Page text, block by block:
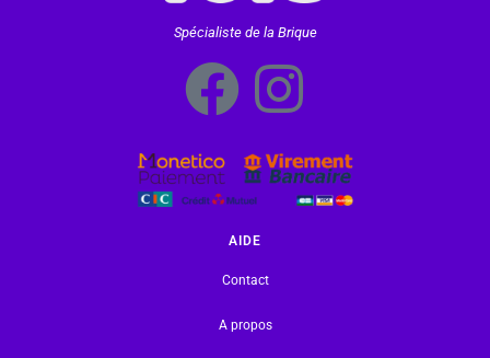
Spécialiste de la Brique
AIDE
Contact
A propos